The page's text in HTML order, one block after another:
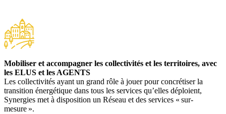
Mobiliser et accompagner les collectivités et les territoires, avec
les ELUS et les AGENTS
Les collectivités ayant un grand rôle à jouer pour concrétiser la
transition énergétique dans tous les services qu’elles déploient,
Synergies met à disposition un Réseau et des services « sur-
mesure ».